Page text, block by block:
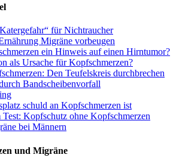
für Nichtraucher
Migräne vorbeugen
ein Hinweis auf einen Hirntumor?
als Ursache für Kopfschmerzen?
Den Teufelskreis durchbrechen
Bandscheibenvorfall
schuld an Kopfschmerzen ist
Test: Kopfschutz ohne Kopfschmerzen
bei Männern
und Migräne